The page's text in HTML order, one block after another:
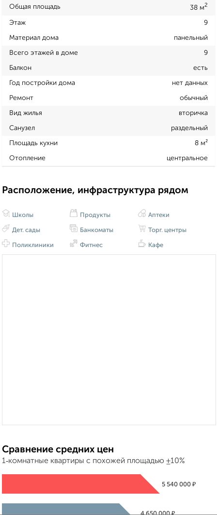
Общая площадь 38 м2
Этаж 9
Материал дома панельный
Всего этажей в доме 9
Балкон есть
Год постройки дома нет данных
Ремонт обычный
Вид жилья вторичка
Санузел раздельный
Площадь кухни 8 м²
Отопление центральное
Расположение, инфраструктура рядом
Школы
Дет. сады
Поликлиники
Продукты
Банкоматы
Фитнес
Аптеки
Торг. центры
Кафе
Сравнение средних цен
1‑комнатные квартиры с похожей площадью ±10%
5 540 000 ₽
₽